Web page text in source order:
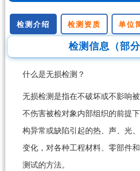
检测介绍 检测资质 单位
检测信息（部分
什么是无损检测？
无损检测是指在不破坏或不影响
不伤害被检对象内部组织的前提
构异常或缺陷引起的热、声、光
变化，对各种工程材料、零部件
测试的方法。